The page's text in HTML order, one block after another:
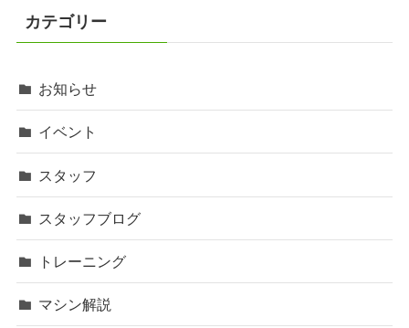
カテゴリー
お知らせ
イベント
スタッフ
スタッフブログ
トレーニング
マシン解説